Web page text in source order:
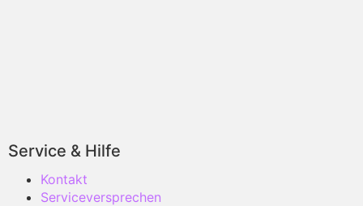
Service & Hilfe
Kontakt
Serviceversprechen